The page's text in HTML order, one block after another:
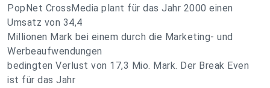
PopNet CrossMedia plant für das Jahr 2000 einen
Umsatz von 34,4
Millionen Mark bei einem durch die Marketing- und
Werbeaufwendungen
bedingten Verlust von 17,3 Mio. Mark. Der Break Even
ist für das Jahr